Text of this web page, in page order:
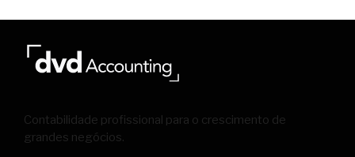
Contabilidade profissional para o crescimento de
grandes negócios.